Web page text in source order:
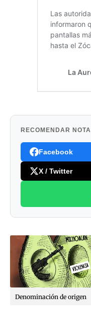
RECOMENDAR NOTA
Facebook
X / Twitter
Denominación de origen